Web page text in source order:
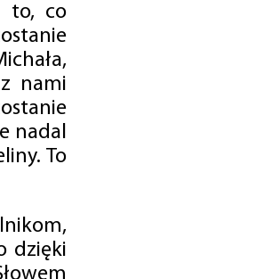
to, co
nami
nadal
To
dzięki